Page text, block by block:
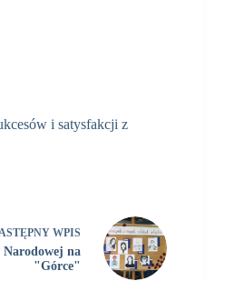
i satysfakcji z
WPIS
na
"Górce"